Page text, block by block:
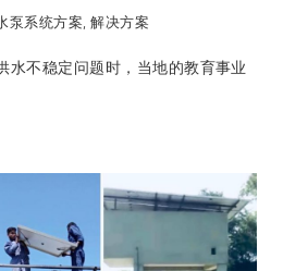
泵系统方案 ,解决方案
水不稳定问题时，当地的教育事业